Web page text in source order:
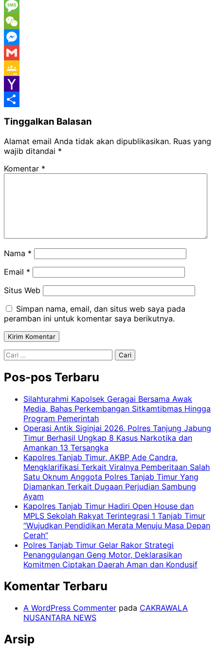
Viber
Message
WeChat
Messenger
Gmail
Google
Classroom
Yahoo
Tinggalkan Balasan
Alamat email Anda tidak akan dipublikasikan. Ruas yang
wajib ditandai *
Komentar *
Nama *
Email *
Situs Web
Simpan nama, email, dan situs web saya pada
peramban ini untuk komentar saya berikutnya.
Cari
Pos-pos Terbaru
Silahturahmi Kapolsek Geragai Bersama Awak
Media, Bahas Perkembangan Sitkamtibmas Hingga
Program Pemerintah
Operasi Antik Siginjai 2026, Polres Tanjung Jabung
Timur Berhasil Ungkap 8 Kasus Narkotika dan
Amankan 13 Tersangka
Kapolres Tanjab Timur, AKBP Ade Candra,
Mengklarifikasi Terkait Viralnya Pemberitaan Salah
Satu Oknum Anggota Polres Tanjab Timur Yang
Diamankan Terkait Dugaan Perjudian Sambung
Ayam
Kapolres Tanjab Timur Hadiri Open House dan
MPLS Sekolah Rakyat Terintegrasi 1 Tanjab Timur
“Wujudkan Pendidikan Merata Menuju Masa Depan
Cerah”
Polres Tanjab Timur Gelar Rakor Strategi
Penanggulangan Geng Motor, Deklarasikan
Komitmen Ciptakan Daerah Aman dan Kondusif
Komentar Terbaru
A WordPress Commenter pada CAKRAWALA
NUSANTARA NEWS
Arsip